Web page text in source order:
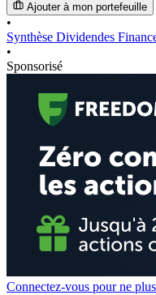
Ajouter à mon portefeuille
•
Synthèse Dividendes
•
Sponsorisé
Connectez-vous pour ne